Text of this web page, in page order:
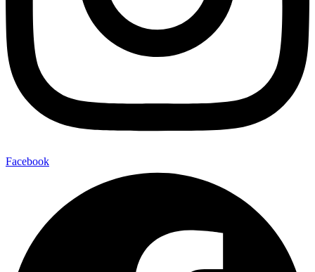
Facebook